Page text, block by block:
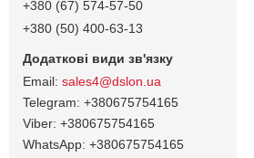
+380 (67) 574-57-50
+380 (50) 400-63-13
sales4@dslon.ua
+380675754165
+380675754165
+380675754165